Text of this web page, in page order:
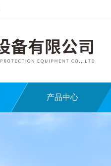
产品中心